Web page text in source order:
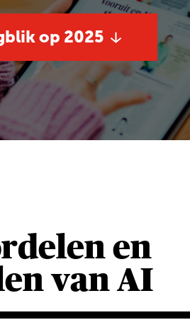
op 2025
en
van AI